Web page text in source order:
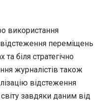
використання
переміщень
біля стратегічно
журналістів також
відстеження
завдяки даним від